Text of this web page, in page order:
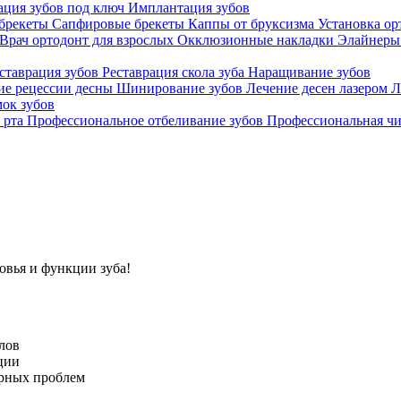
зубов под ключ Имплантация зубов
Сапфировые брекеты Каппы от бруксизма Установка
Врач ортодонт для взрослых Окклюзионные накладки
зубов Реставрация скола зуба Наращивание зубов
рецессии десны Шинирование зубов Лечение десен лазером
зубов
Профессиональное отбеливание зубов Профессиональная
и функции зуба!
проблем